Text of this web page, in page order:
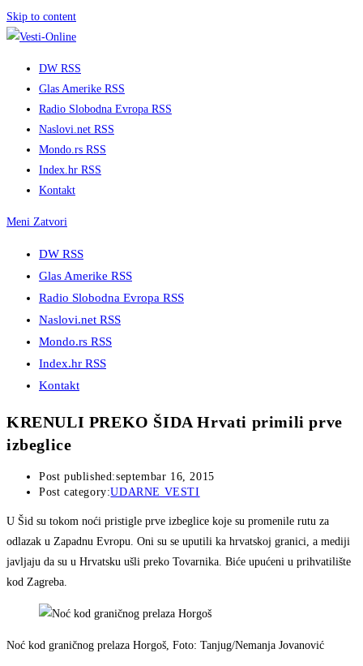
Skip to content
DW RSS
Glas Amerike RSS
Radio Slobodna Evropa RSS
Naslovi.net RSS
Mondo.rs RSS
Index.hr RSS
Kontakt
Meni Zatvori
DW RSS
Glas Amerike RSS
Radio Slobodna Evropa RSS
Naslovi.net RSS
Mondo.rs RSS
Index.hr RSS
Kontakt
KRENULI PREKO ŠIDA Hrvati primili prve
izbeglice
Post published:septembar 16, 2015
Post category:UDARNE VESTI
U Šid su tokom noći pristigle prve izbeglice koje su promenile rutu za
odlazak u Zapadnu Evropu. Oni su se uputili ka hrvatskoj granici, a mediji
javljaju da su u Hrvatsku ušli preko Tovarnika. Biće upućeni u prihvatilište
kod Zagreba.
Noć kod graničnog prelaza Horgoš, Foto: Tanjug/Nemanja Jovanović